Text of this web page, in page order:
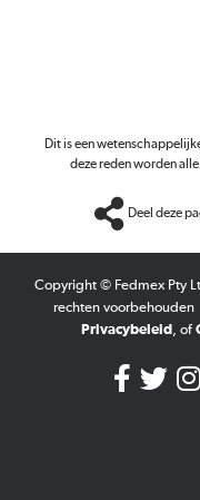
Dit is een
deze reden worden
Deel deze
Copyright © Fedmex Pty
rechten voorbehouden
Privacybeleid , of